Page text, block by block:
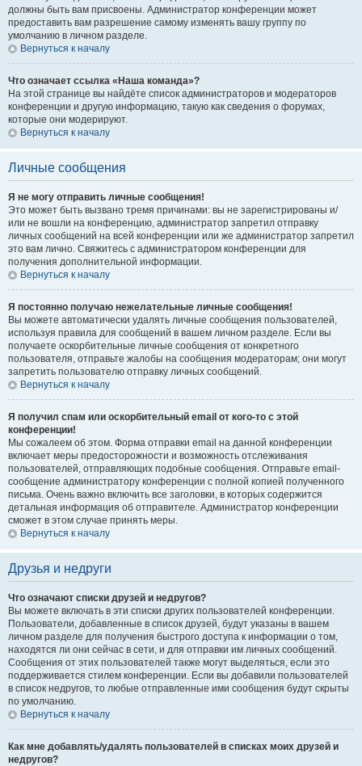
должны быть вам присвоены. Администратор конференции может
предоставить вам разрешение самому изменять вашу группу по
умолчанию в личном разделе.
Вернуться к началу
Что означает ссылка «Наша команда»?
На этой странице вы найдёте список администраторов и модераторов
конференции и другую информацию, такую как сведения о форумах,
которые они модерируют.
Вернуться к началу
Личные сообщения
Я не могу отправить личные сообщения!
Это может быть вызвано тремя причинами: вы не зарегистрированы и/
или не вошли на конференцию, администратор запретил отправку
личных сообщений на всей конференции или же администратор запретил
это вам лично. Свяжитесь с администратором конференции для
получения дополнительной информации.
Вернуться к началу
Я постоянно получаю нежелательные личные сообщения!
Вы можете автоматически удалять личные сообщения пользователей,
используя правила для сообщений в вашем личном разделе. Если вы
получаете оскорбительные личные сообщения от конкретного
пользователя, отправьте жалобы на сообщения модераторам; они могут
запретить пользователю отправку личных сообщений.
Вернуться к началу
Я получил спам или оскорбительный email от кого-то с этой
конференции!
Мы сожалеем об этом. Форма отправки email на данной конференции
включает меры предосторожности и возможность отслеживания
пользователей, отправляющих подобные сообщения. Отправьте email-
сообщение администратору конференции с полной копией полученного
письма. Очень важно включить все заголовки, в которых содержится
детальная информация об отправителе. Администратор конференции
сможет в этом случае принять меры.
Вернуться к началу
Друзья и недруги
Что означают списки друзей и недругов?
Вы можете включать в эти списки других пользователей конференции.
Пользователи, добавленные в список друзей, будут указаны в вашем
личном разделе для получения быстрого доступа к информации о том,
находятся ли они сейчас в сети, и для отправки им личных сообщений.
Сообщения от этих пользователей также могут выделяться, если это
поддерживается стилем конференции. Если вы добавили пользователей
в список недругов, то любые отправленные ими сообщения будут скрыты
по умолчанию.
Вернуться к началу
Как мне добавлять/удалять пользователей в списках моих друзей и
недругов?